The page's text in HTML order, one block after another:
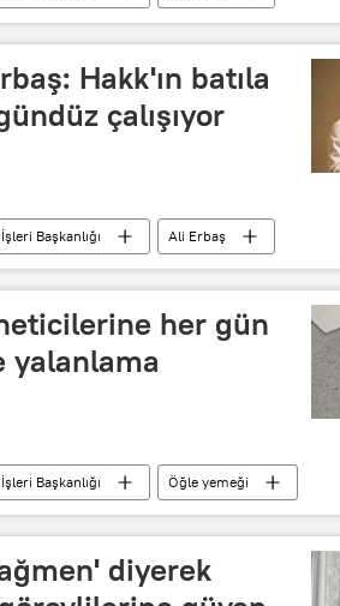
Hakk'ın batıla
çalışıyor
Başkanlığı
Ali Erbaş
her gün
yalanlama
Başkanlığı
Öğle yemeği
diyerek